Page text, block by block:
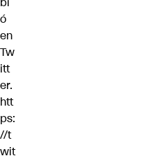
ó
en
Tw
itt
er.
htt
ps:
//t
wit